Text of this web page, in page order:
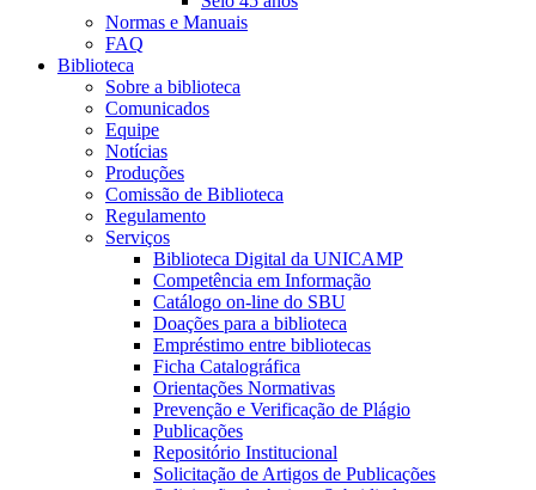
Normas e Manuais
FAQ
Biblioteca
Sobre a biblioteca
Comunicados
Equipe
Notícias
Produções
Comissão de Biblioteca
Regulamento
Serviços
Biblioteca Digital da UNICAMP
Competência em Informação
Catálogo on-line do SBU
Doações para a biblioteca
Empréstimo entre bibliotecas
Ficha Catalográfica
Orientações Normativas
Prevenção e Verificação de Plágio
Publicações
Repositório Institucional
Solicitação de Artigos de Publicações